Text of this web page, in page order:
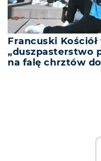
Francuski
„duszpasterstwo
na falę chrztów